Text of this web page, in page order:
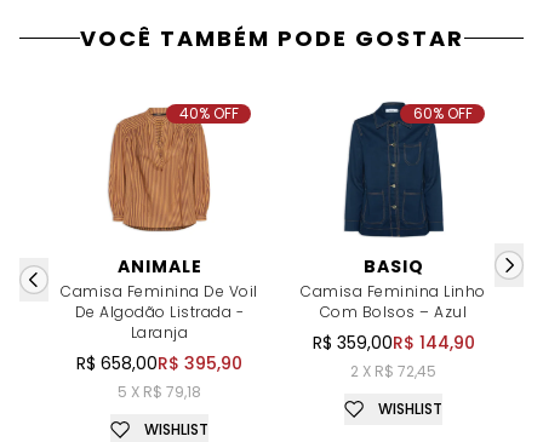
VOCÊ TAMBÉM PODE GOSTAR
ANIMALE
Camisa Feminina De Voil
De Algodão Listrada -
Laranja
R$ 658,00R$ 395,90
5 X R$ 79,18
40% OFF
WISHLIST
BASIQ
Camisa Feminina Linho
Com Bolsos – Azul
R$ 359,00R$ 144,90
2 X R$ 72,45
60% OFF
WISHLIST